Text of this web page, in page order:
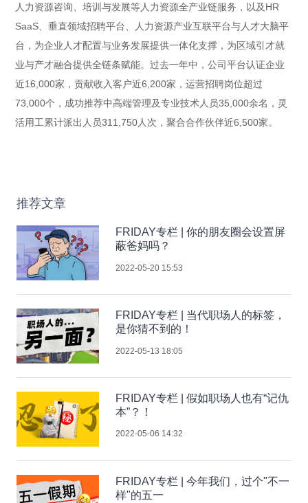
人力资源咨询、培训与发展等人力资源全产业链服务，以及HR
SaaS、垂直领域招聘平台、人力资源产业互联平台与人才大脑平
台，为企业人才配置与业务发展提供一体化支撑，为区域引才就
业与产才融合提供全链条赋能。过去一年中，公司平台认证企业
近16,000家，贡献收入客户近6,200家，运营招聘岗位超过
73,000个，成功推荐中高端管理及专业技术人员35,000余名，灵
活用工累计派出人员311,750人次，聚合合作伙伴近6,500家。
推荐文章
FRIDAY专栏 | 你的朋友圈会设置屏
蔽爸妈吗？
2022-05-20 15:53
FRIDAY专栏 | 当代职场人的标签，
是你猜不到的！
2022-05-13 18:05
FRIDAY专栏 | 假如职场人也有“记仇
本”？！
2022-05-06 14:32
FRIDAY专栏 | 今年我们，过个"不一
样"的五一